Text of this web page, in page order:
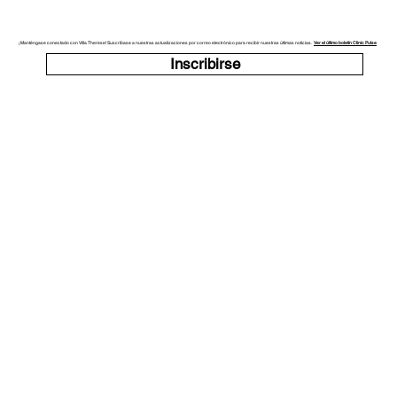
¡Manténgase conectado con Villa Therese! Suscríbase a nuestras actualizaciones por correo electrónico para recibir nuestras últimas noticias. Ver el último boletín Clinic Pulse
Inscribirse